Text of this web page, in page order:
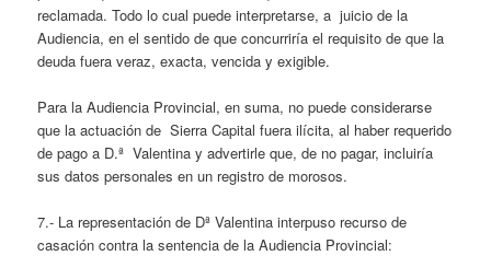
reclamada. Todo lo cual puede interpretarse, a juicio de la
Audiencia, en el sentido de que concurriría el requisito de que la
deuda fuera veraz, exacta, vencida y exigible.
Para la Audiencia Provincial, en suma, no puede considerarse
que la actuación de Sierra Capital fuera ilícita, al haber requerido
de pago a D.ª Valentina y advertirle que, de no pagar, incluiría
sus datos personales en un registro de morosos.
7.- La representación de Dª Valentina interpuso recurso de
casación contra la sentencia de la Audiencia Provincial: